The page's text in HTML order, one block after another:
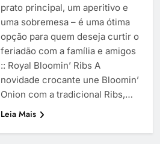
prato principal, um aperitivo e
uma sobremesa – é uma ótima
opção para quem deseja curtir o
feriadão com a família e amigos
:: Royal Bloomin’ Ribs A
novidade crocante une Bloomin’
Onion com a tradicional Ribs,…
Leia Mais